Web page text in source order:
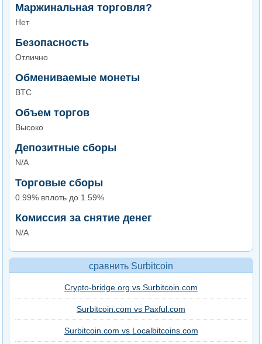
Маржинальная торговля?
Нет
Безопасность
Отлично
Обмениваемые монеты
BTC
Объем торгов
Высоко
Депозитные сборы
N/A
Торговые сборы
0.99% вплоть до 1.59%
Комиссия за снятие денег
N/A
сравнить Surbitcoin
Crypto-bridge.org vs Surbitcoin.com
Surbitcoin.com vs Paxful.com
Surbitcoin.com vs Localbitcoins.com